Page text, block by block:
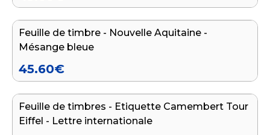
Feuille de timbre - Nouvelle Aquitaine -
Mésange bleue
45.60€
Feuille de timbres - Etiquette Camembert Tour
Eiffel - Lettre internationale